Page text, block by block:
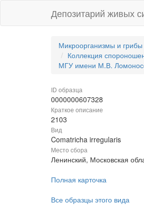
Депозитарий живых
Микроорганизмы и грибы
Коллекция
МГУ имени М.В.
ID образца
0000000607328
Краткое описание
2103
Вид
Comatricha irregularis
Место сбора
Ленинский, Московская
Полная карточка
Все образцы этого вида